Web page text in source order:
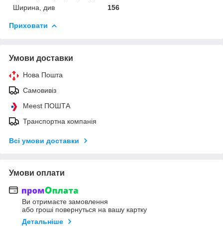
Ширина, див
156
Приховати
Умови доставки
Нова Пошта
Самовивіз
Meest ПОШТА
Транспортна компанія
Всі умови доставки
Умови оплати
Ви отримаєте замовлення
або гроші повернуться на вашу картку
Детальніше